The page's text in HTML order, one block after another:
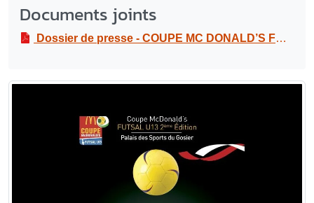
Documents joints
Dossier de presse - COUPE MC DONALD’S FUTSAL U13